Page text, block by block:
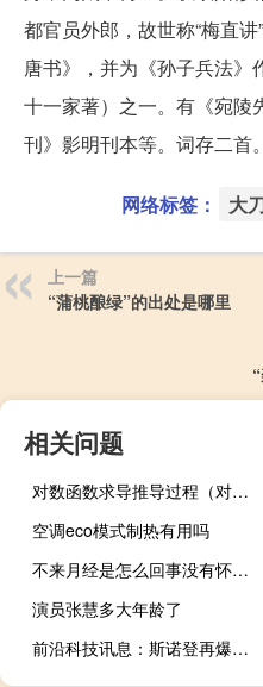
都官员外郎，故世称“梅直
唐书》，并为《孙子兵法》
十一家著）之一。有《宛陵
刊》影明刊本等。词存二首。
网络标签： 大
上一篇
“蒲桃酿绿”的出处是哪里
相关问题
对数函数求导推导过程（对数函数求导）
空调eco模式制热有用吗
不来月经是怎么回事没有怀孕（不来月经是怎么回事）
演员张慧多大年龄了
前沿科技讯息：斯诺登再爆料：美英或盗取全球10亿张SIM卡信息